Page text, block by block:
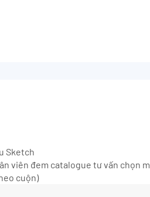
Sketch
viên đem catalogue tư vấn chọn
cuộn)